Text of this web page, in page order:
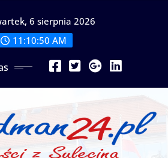
6 sierpnia 2026
11:10:52 AM